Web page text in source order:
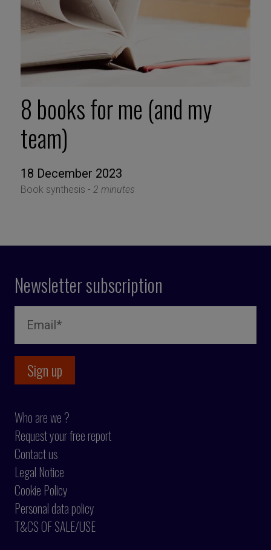
8 books for me (and my
team)
18 December 2023
Book synthesis - 2 minutes
Newsletter subscription
Who are we ?
Request your free report
Contact us
Legal Notice
Cookie Policy
Personal data policy
T&CS OF SALE/USE